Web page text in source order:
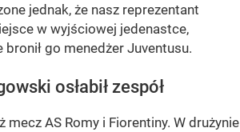
jednak, że nasz reprezentant
w wyjściowej jedenastce,
go menedżer Juventusu.
osłabił zespół
mecz AS Romy i Fiorentiny. W drużynie